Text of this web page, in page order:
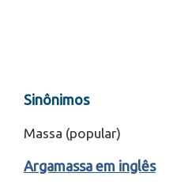
Sinônimos
Massa (popular)
Argamassa em inglês